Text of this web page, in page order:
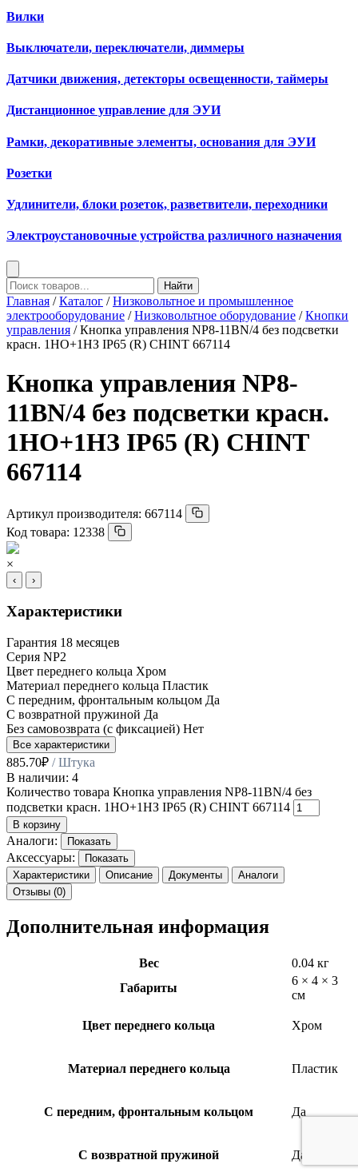
Вилки
Выключатели, переключатели, диммеры
Датчики движения, детекторы освещенности, таймеры
Дистанционное управление для ЭУИ
Рамки, декоративные элементы, основания для ЭУИ
Розетки
Удлинители, блоки розеток, разветвители, переходники
Электроустановочные устройства различного назначения
Найти
Главная /Каталог /Низковольтное и промышленное
электрооборудование /Низковольтное оборудование /Кнопки
управления / Кнопка управления NP8-11BN/4 без подсветки
красн. 1НО+1НЗ IP65 (R) CHINT 667114
Кнопка управления NP8-
11BN/4 без подсветки красн.
1НО+1НЗ IP65 (R) CHINT
667114
Артикул производителя: 667114
Код товара: 12338
×
‹ ›
Характеристики
Гарантия 18 месяцев
Серия NP2
Цвет переднего кольца Хром
Материал переднего кольца Пластик
С передним, фронтальным кольцом Да
С возвратной пружиной Да
Без самовозврата (с фиксацией) Нет
Все характеристики
885.70₽ / Штука
В наличии: 4
Количество товара Кнопка управления NP8-11BN/4 без
подсветки красн. 1НО+1НЗ IP65 (R) CHINT 667114
В корзину
Аналоги: Показать
Аксессуары:
Показать
Характеристики
Описание Документы
Аналоги
Отзывы (0)
Дополнительная информация
Вес
0.04 кг
Габариты
6 × 4 × 3
см
Цвет переднего кольца Хром
Материал переднего кольца Пластик
С передним, фронтальным кольцом Да
С возвратной пружиной Да